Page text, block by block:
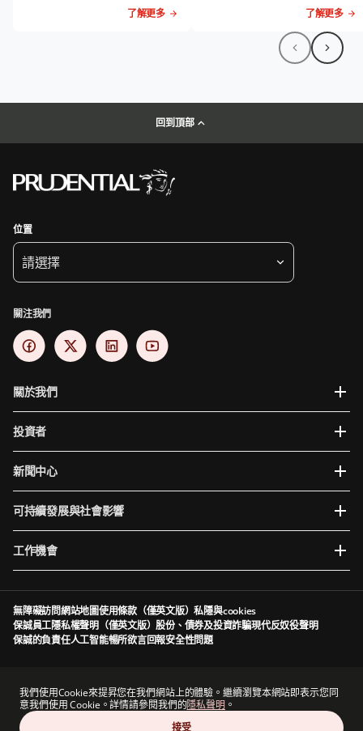
了解更多
了解更多
我們使用Cookie來提昇您在我們網站上的體驗。繼續瀏覽本網站即表示您同
意我們使用 Cookie。詳情請參閱我們的隱私聲明 。
接受
回到頂部
位置
請選擇
關注我們
關於我們
投資者
新聞中心
可持續發展與社會影響
工作機會
無障礙訪問網站地圖使用條款（僅英文版）私隱與cookies
保誠員工隱私權聲明（僅英文版）股份、債券及投資詐騙現代反奴役聲明
保誠的負責任人工智能暢所欲言回報安全性問題
London, EC4M 7NG, United Kingdom。註冊編號為1397169。Prudential plc為一家控股公
司，其部分附屬公司由香港保險業監管局及其他監管機構授權及規管（視情況而定）。香港主
要營業地點：香港中環港景街1號國際金融中心一期13 樓。